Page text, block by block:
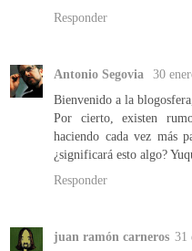
Responder
Antonio Segovia
30
Bienvenido a la
Por cierto, existen
haciendo cada vez más
¿significará esto algo?
Responder
juan ramón carneros 31